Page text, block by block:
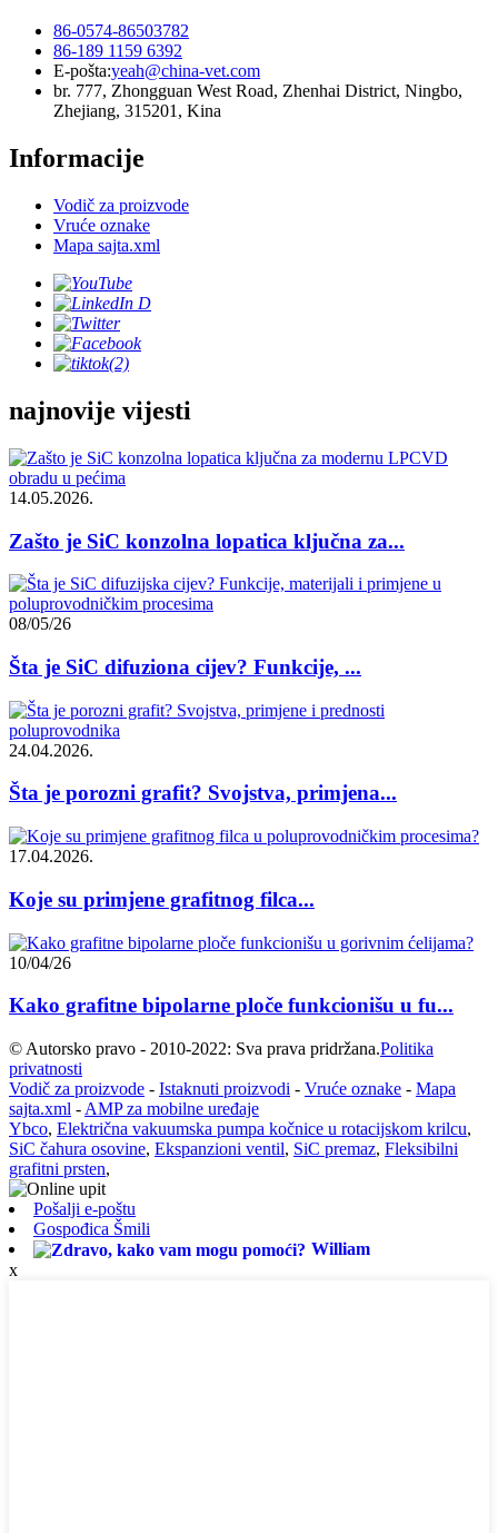
86-0574-86503782
86-189 1159 6392
E-pošta:yeah@china-vet.com
br. 777, Zhongguan West Road, Zhenhai District, Ningbo,
Zhejiang, 315201, Kina
Informacije
Vodič za proizvode
Vruće oznake
Mapa sajta.xml
najnovije vijesti
14.05.2026.
Zašto je SiC konzolna lopatica ključna za...
08/05/26
Šta je SiC difuziona cijev? Funkcije, ...
24.04.2026.
Šta je porozni grafit? Svojstva, primjena...
17.04.2026.
Koje su primjene grafitnog filca...
10/04/26
Kako grafitne bipolarne ploče funkcionišu u fu...
© Autorsko pravo - 2010-2022: Sva prava pridržana.Politika
privatnosti
Vodič za proizvode - Istaknuti proizvodi - Vruće oznake - Mapa
sajta.xml - AMP za mobilne uređaje
Ybco, Električna vakuumska pumpa kočnice u rotacijskom krilcu,
SiC čahura osovine, Ekspanzioni ventil, SiC premaz, Fleksibilni
grafitni prsten,
Pošalji e-poštu
Gospođica Šmili
William
x